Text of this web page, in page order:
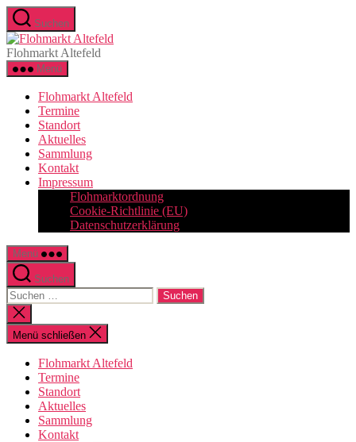
Zum
Inhalt
springen
Suchen
Flohmarkt Altefeld
Menü
Flohmarkt Altefeld
Termine
Standort
Aktuelles
Sammlung
Kontakt
Impressum
Flohmarktordnung
Cookie-Richtlinie (EU)
Datenschutzerklärung
Menü
Suchen
Suchen
nach:
Suche
schließen
Menü schließen
Flohmarkt Altefeld
Termine
Standort
Aktuelles
Sammlung
Kontakt